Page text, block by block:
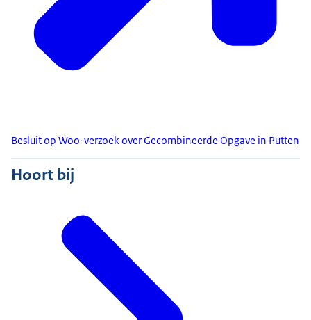
Besluit op Woo-verzoek over Gecombineerde Opgave in Putten
Hoort bij